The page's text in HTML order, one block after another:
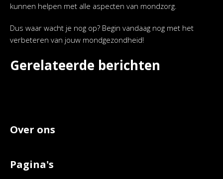
kunnen helpen met alle aspecten van mondzorg.
Dus waar wacht je nog op? Begin vandaag nog met het
verbeteren van jouw mondgezondheid!
Gerelateerde berichten
Over ons
Pagina's